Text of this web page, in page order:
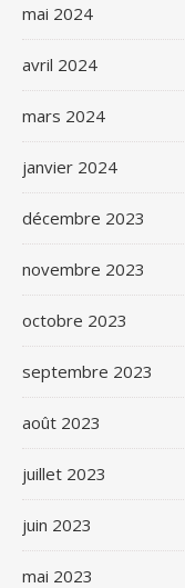
mai 2024
avril 2024
mars 2024
janvier 2024
décembre 2023
novembre 2023
octobre 2023
septembre 2023
août 2023
juillet 2023
juin 2023
mai 2023